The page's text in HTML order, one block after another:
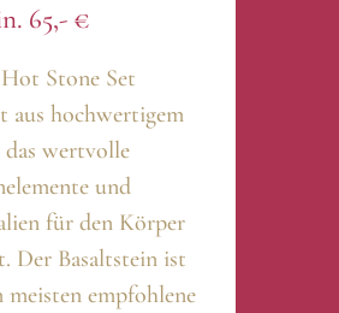
65,- €
Stone Set
aus hochwertigem
das wertvolle
und
für den Körper
Der Basaltstein ist
meisten empfohlene